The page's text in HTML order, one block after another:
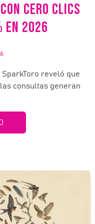
CERO CLICS
EN 2026
reveló que
consultas generan